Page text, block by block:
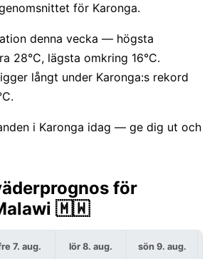
för Karonga.
denna vecka — högsta
28°C, lägsta omkring 16°C.
långt under Karonga:s rekord
i Karonga idag — ge dig ut och
för
🇲🇼
7. aug. lör 8. aug. sön 9. aug.